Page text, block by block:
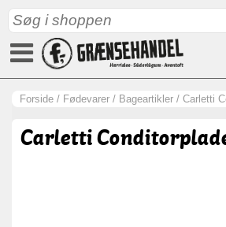
Forside / Fødevarer / Bageartikler / Carletti
Carletti